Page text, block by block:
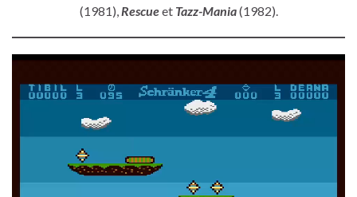
(1981), Rescueet Tazz-Mania(1982).